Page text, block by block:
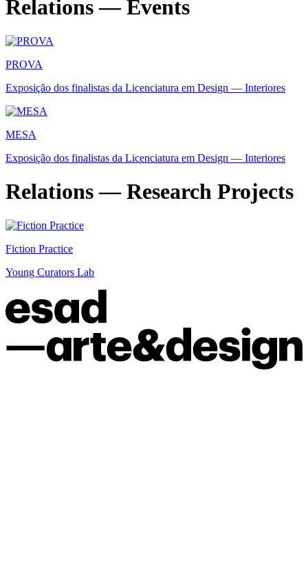
Relations — Events
PROVA
Exposição dos finalistas da Licenciatura em Design — Interiores
MESA
Exposição dos finalistas da Licenciatura em Design — Interiores
Relations — Research Projects
Fiction Practice
Young Curators Lab